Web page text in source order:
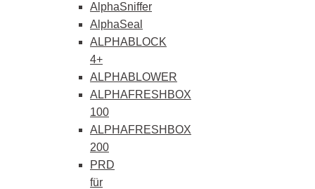
AlphaSniffer
AlphaSeal
ALPHABLOCK
4+
ALPHABLOWER
ALPHAFRESHBOX
100
ALPHAFRESHBOX
200
PRD
für